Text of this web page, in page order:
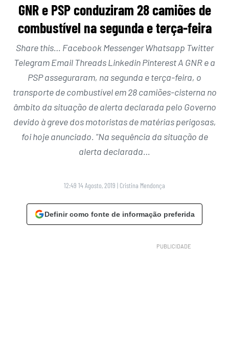
GNR e PSP conduziram 28 camiões de
combustível na segunda e terça-feira
Share this… Facebook Messenger Whatsapp Twitter
Telegram Email Threads Linkedin Pinterest A GNR e a
PSP asseguraram, na segunda e terça-feira, o
transporte de combustível em 28 camiões-cisterna no
âmbito da situação de alerta declarada pelo Governo
devido à greve dos motoristas de matérias perigosas,
foi hoje anunciado. “Na sequência da situação de
alerta declarada…
12:49 14 Agosto, 2019 | Cristina Mendonça
Definir como fonte de informação preferida